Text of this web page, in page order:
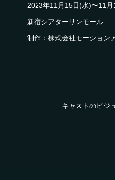
2023年11月15日(水)〜11月
新宿シアターサンモール
制作：株式会社モーション
キャストのビジ